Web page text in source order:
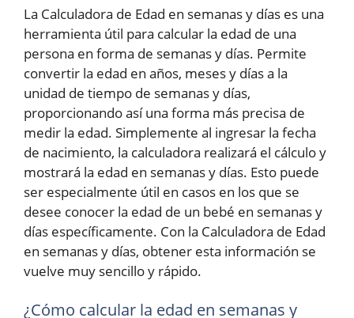
La Calculadora de Edad en semanas y días es una
herramienta útil para calcular la edad de una
persona en forma de semanas y días. Permite
convertir la edad en años, meses y días a la
unidad de tiempo de semanas y días,
proporcionando así una forma más precisa de
medir la edad. Simplemente al ingresar la fecha
de nacimiento, la calculadora realizará el cálculo y
mostrará la edad en semanas y días. Esto puede
ser especialmente útil en casos en los que se
desee conocer la edad de un bebé en semanas y
días específicamente. Con la Calculadora de Edad
en semanas y días, obtener esta información se
vuelve muy sencillo y rápido.
¿Cómo calcular la edad en semanas y